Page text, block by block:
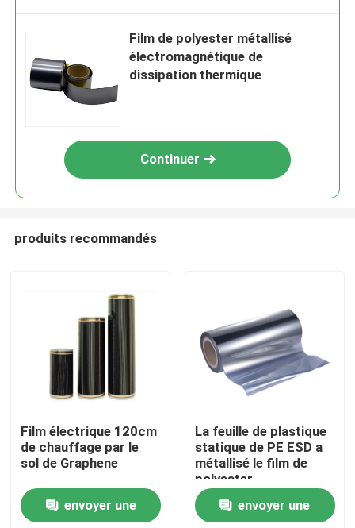
Maison
Produits
Au sujet de nous
Film de polyester métallisé
électromagnétique de
dissipation thermique
Continuer
produits recommandés
Film électrique 120cm
de chauffage par le
sol de Graphene
envoyer une
La feuille de plastique
statique de PE ESD a
métallisé le film de
polyester
envoyer une